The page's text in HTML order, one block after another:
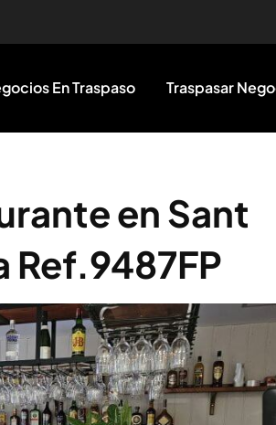
En Traspaso Traspasar
en Sant
Ref.9487FP